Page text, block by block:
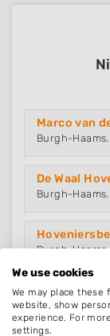
Marco van
Burgh-
De Waal
Burgh-
Burgh-
We use cookies
We may place these
website, show
experience. For
settings.